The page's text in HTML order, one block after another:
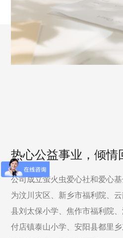
热心公益事业，倾情
公司成立萤火虫爱心社和爱心
为汶川灾区、新乡市福利院、
县刘太保小学、焦作市福利院
付店镇泰山小学、安阳县都里